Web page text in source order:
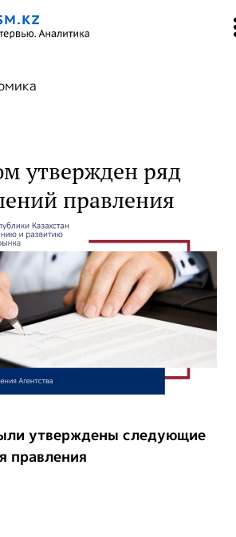
утвержден ряд
правления
утверждены следующие
правления